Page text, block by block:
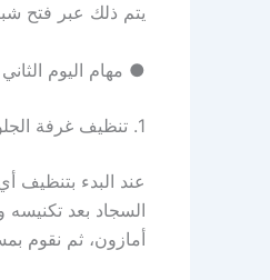
يتم ذلك عبر فتح
● مهام اليوم الثاني
1. تنظيف غرفة
عند البدء بتنظيف
السجاد بعد تكنيسه
أمازون، ثم نقوم